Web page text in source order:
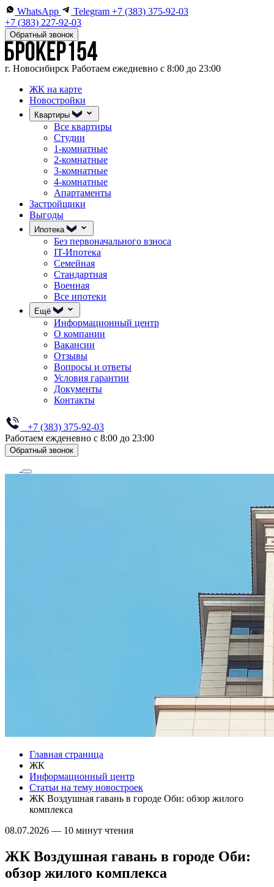
WhatsApp Telegram +7 (383) 375-92-03
+7 (383) 227-92-03
Обратный звонок
г. Новосибирск Работаем ежедневно с 8:00 до 23:00
ЖК на карте
Новостройки
Квартиры
Все квартиры
Студии
1-комнатные
2-комнатные
3-комнатные
4-комнатные
Апартаменты
Застройщики
Выгоды
Ипотека
Без первоначального взноса
IT-Ипотека
Семейная
Стандартная
Военная
Все ипотеки
Ещё
Информационный центр
О компании
Вакансии
Отзывы
Вопросы и ответы
Условия гарантии
Документы
Контакты
+7 (383) 375-92-03
Работаем ежденевно с 8:00 до 23:00
Обратный звонок
Главная страница
ЖК
Информационный центр
Статьи на тему новостроек
ЖК Воздушная гавань в городе Оби: обзор жилого
комплекса
08.07.2026 — 10 минут чтения
ЖК Воздушная гавань в городе Оби:
обзор жилого комплекса